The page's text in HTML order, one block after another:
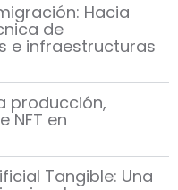
Hacia
de
e infraestructuras
producción,
NFT en
Tangible: Una